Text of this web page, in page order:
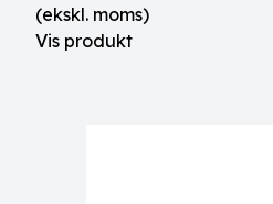
(ekskl. moms)
Vis produkt